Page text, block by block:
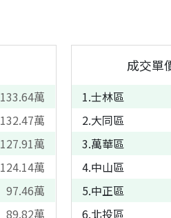
133.64萬
132.47萬
127.91萬
124.14萬
97.46萬
89.82萬
成交單
1.士林區
2.大同區
3.萬華區
4.中山區
5.中正區
6.北投區